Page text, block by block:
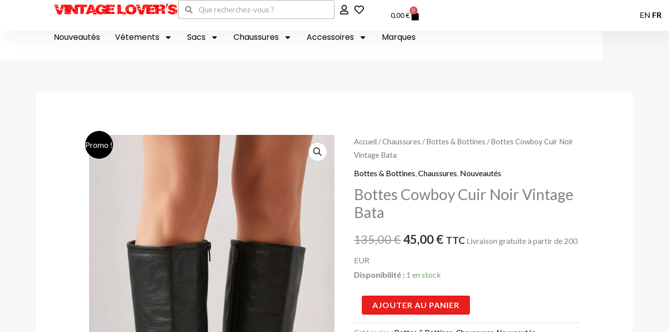
Rechercher
Rechercher
0,00€
0
Panier
Nouveautés Vêtements Sacs Chaussures Accessoires Marques
Promo ! Accueil /Chaussures /Bottes & Bottines / Bottes Cowboy Cuir Noir
Vintage Bata
Bottes & Bottines,Chaussures, Nouveautés
Bottes Cowboy Cuir Noir Vintage
Bata
135,00€
Le
prix
initial
135,00 €.
45,00 €
Le
prix
actuel
45,00 €.
TTC Livraison gratuite à partir de 200
EUR
Disponibilité : 1 en stock
quantité
de
Bottes
Cuir
Noir
Bata
AJOUTER AU PANIER
EN FR